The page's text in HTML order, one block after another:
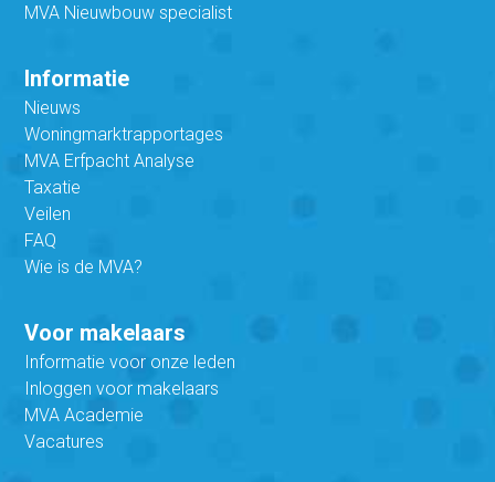
MVA Nieuwbouw specialist
Informatie
Nieuws
Woningmarktrapportages
MVA Erfpacht Analyse
Taxatie
Veilen
FAQ
Wie is de MVA?
Voor makelaars
Informatie voor onze leden
Inloggen voor makelaars
MVA Academie
Vacatures